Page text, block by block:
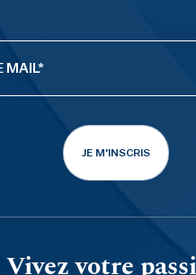
JE M'INSCRIS
Vivez votre